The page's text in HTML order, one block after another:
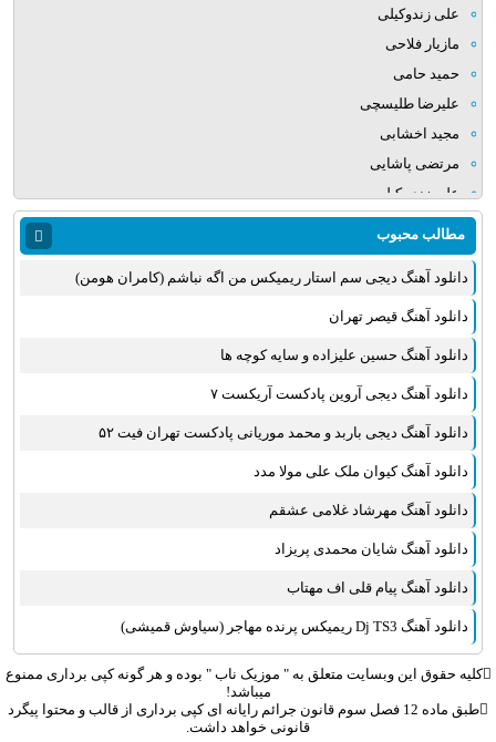
علی زندوکیلی
مازیار فلاحی
حمید حامی
علیرضا طلیسچی
مجید اخشابی
مرتضی پاشایی
علی زند وکیلی
میلاد بابایی
مهدی یراحی
روزبه نعمت الهی
عماد طالب زاده
علی عبدالمالکی
مجید خراطها
زانیار خسروی
امیر عظیمی
بهنام علمشاهی
سینا سرلک
علی شیرازی
علیرضا قربانی
پیوند
مطالب محبوب
دانلود آهنگ دیجی سم استار ریمیکس من اگه نباشم (کامران هومن)
دانلود آهنگ قیصر تهران
دانلود آهنگ حسین علیزاده و سایه کوچه ها
دانلود آهنگ دیجی آروین پادکست آریکست ۷
دانلود آهنگ دیجی باربد و محمد موریانی پادکست تهران فیت ۵۲
دانلود آهنگ کیوان ملک علی مولا مدد
دانلود آهنگ مهرشاد غلامی عشقم
دانلود آهنگ شایان محمدی پریزاد
دانلود آهنگ پیام قلی اف مهتاب
دانلود آهنگ Dj TS3 ریمیکس پرنده مهاجر (سیاوش قمیشی)
کلیه حقوق این وبسایت متعلق به " موزیک ناب " بوده و هر گونه کپی برداری ممنوع
میباشد!
طبق ماده 12 فصل سوم قانون جرائم رایانه ای کپی برداری از قالب و محتوا پیگرد
قانونی خواهد داشت.